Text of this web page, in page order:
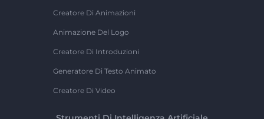
Creatore Di Animazioni
Animazione Del Logo
Creatore Di Introduzioni
Generatore Di Testo Animato
Creatore Di Video